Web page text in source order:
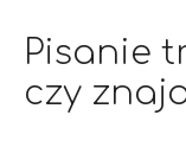
Pisanie
czy